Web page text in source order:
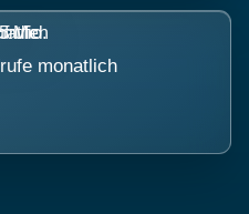
monatlich